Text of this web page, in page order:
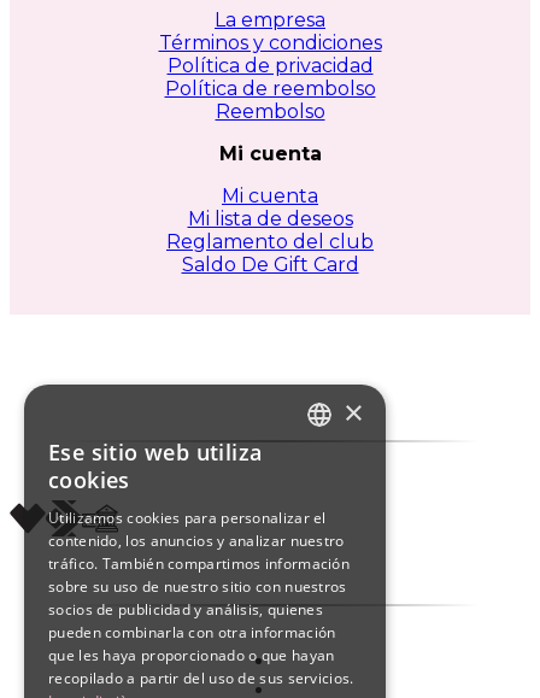
La empresa
Términos y condiciones
Política de privacidad
Política de reembolso
Reembolso
Mi cuenta
Mi cuenta
Mi lista de deseos
Reglamento del club
Saldo De Gift Card
SPANISH
×
Ese sitio web utiliza
cookies
Utilizamos cookies para personalizar el
contenido, los anuncios y analizar nuestro
tráfico. También compartimos información
sobre su uso de nuestro sitio con nuestros
socios de publicidad y análisis, quienes
pueden combinarla con otra información
que les haya proporcionado o que hayan
recopilado a partir del uso de sus servicios.